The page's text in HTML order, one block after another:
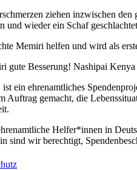
ziehen inzwischen
und wieder ein Schaf
Memiri helfen und wird als
gute Besserung! Nashipai Kenya
ein ehrenamtliches
Auftrag gemacht, die
Helfer*innen in
sind wir berechtigt,